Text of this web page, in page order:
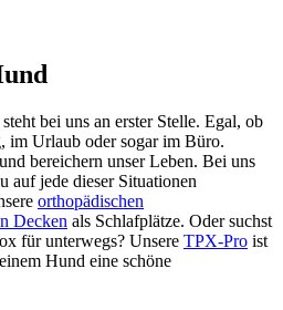
bei uns an erster Stelle. Egal, ob
im Urlaub oder sogar im Büro.
bereichern unser Leben. Bei uns
auf jede dieser Situationen
orthopädischen
Decken als Schlafplätze. Oder suchst
für unterwegs? Unsere TPX-Pro ist
Hund eine schöne